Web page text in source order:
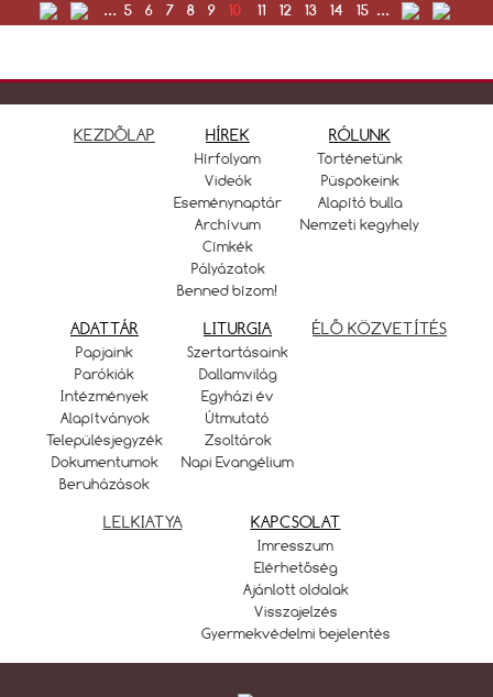
... 5 6 7 8 9 10 11 12 13 14 15 ...
KEZDŐLAP HÍREK
Hírfolyam
Videók
Eseménynaptár
Archívum
Címkék
Pályázatok
Benned bízom!
RÓLUNK
Történetünk
Püspökeink
Alapító bulla
Nemzeti kegyhely
ADATTÁR
Papjaink
Parókiák
Intézmények
Alapítványok
Településjegyzék
Dokumentumok
Beruházások
LITURGIA
Szertartásaink
Dallamvilág
Egyházi év
Útmutató
Zsoltárok
Napi Evangélium
ÉLŐ KÖZVETÍTÉS
LELKIATYA KAPCSOLAT
Imresszum
Elérhetőség
Ajánlott oldalak
Visszajelzés
Gyermekvédelmi bejelentés